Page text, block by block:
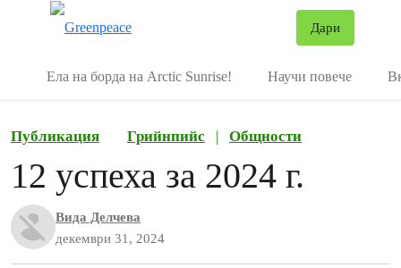
Дари
Ела на борда на Arctic Sunrise! Научи повече
Публикация Грийнпийс | Общности
12 успеха за 2024 г.
Вида Делчева
декември 31, 2024